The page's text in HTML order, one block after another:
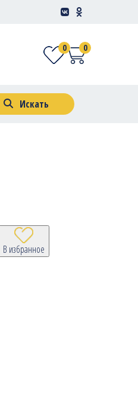
0
0
Искать
В избранное